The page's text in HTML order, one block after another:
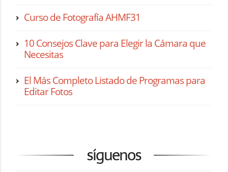
Curso de Fotografía AHMF31
10 Consejos Clave para Elegir la Cámara que
Necesitas
El Más Completo Listado de Programas para
Editar Fotos
síguenos